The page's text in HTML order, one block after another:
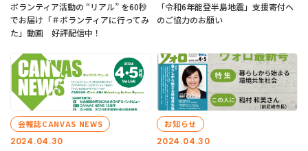
ボランティア活動の “リアル” を60秒
でお届け「＃ボランティアに行ってみ
た」動画 好評配信中！
「令和6年能登半島地震」支援寄付へ
のご協力のお願い
2024.04.30
会報誌CANVAS NEWS
2024.04.30
お知らせ